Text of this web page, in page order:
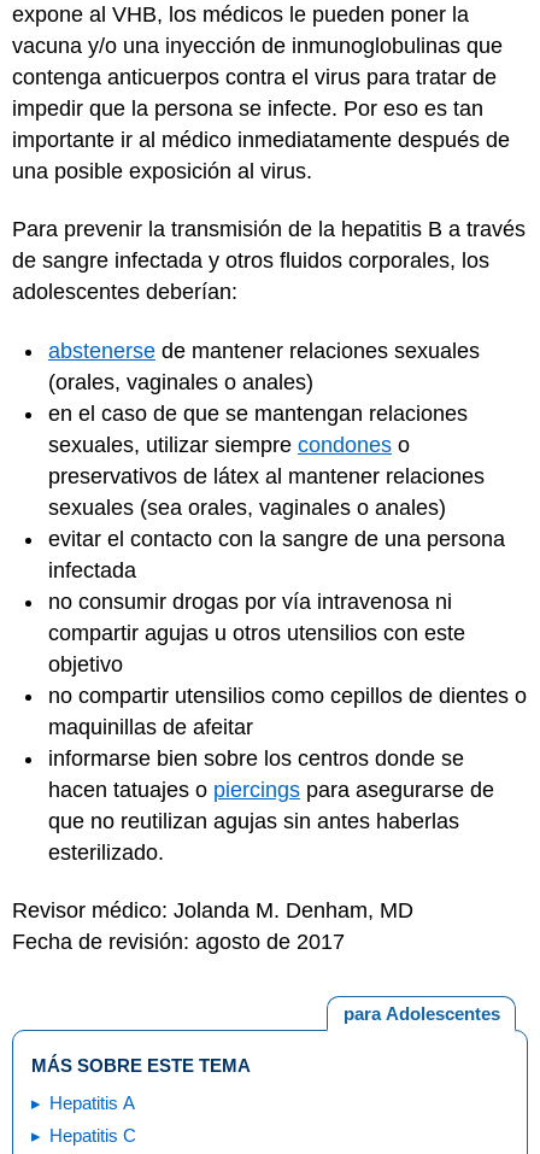
expone al VHB, los médicos le pueden poner la
vacuna y/o una inyección de inmunoglobulinas que
contenga anticuerpos contra el virus para tratar de
impedir que la persona se infecte. Por eso es tan
importante ir al médico inmediatamente después de
una posible exposición al virus.
Para prevenir la transmisión de la hepatitis B a través
de sangre infectada y otros fluidos corporales, los
adolescentes deberían:
abstenerse de mantener relaciones sexuales
(orales, vaginales o anales)
en el caso de que se mantengan relaciones
sexuales, utilizar siempre condones o
preservativos de látex al mantener relaciones
sexuales (sea orales, vaginales o anales)
evitar el contacto con la sangre de una persona
infectada
no consumir drogas por vía intravenosa ni
compartir agujas u otros utensilios con este
objetivo
no compartir utensilios como cepillos de dientes o
maquinillas de afeitar
informarse bien sobre los centros donde se
hacen tatuajes o piercings para asegurarse de
que no reutilizan agujas sin antes haberlas
esterilizado.
Revisor médico: Jolanda M. Denham, MD
Fecha de revisión: agosto de 2017
para Adolescentes
MÁS SOBRE ESTE TEMA
Hepatitis A
Hepatitis C